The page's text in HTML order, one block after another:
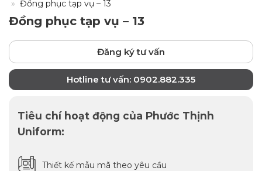
» Đồng phục tạp vụ – 13
Đồng phục tạp vụ – 13
Đăng ký tư vấn
Hotline tư vấn: 0902.882.335
Tiêu chí hoạt động của Phước Thịnh
Uniform:
Thiết kế mẫu mã theo yêu cầu